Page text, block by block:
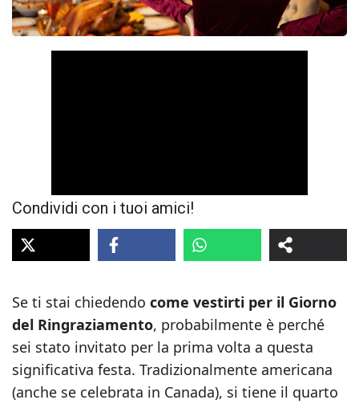
Condividi con i tuoi amici!
Se ti stai chiedendo come vestirti per il Giorno
del Ringraziamento, probabilmente è perché
sei stato invitato per la prima volta a questa
significativa festa. Tradizionalmente americana
(anche se celebrata in Canada), si tiene il quarto